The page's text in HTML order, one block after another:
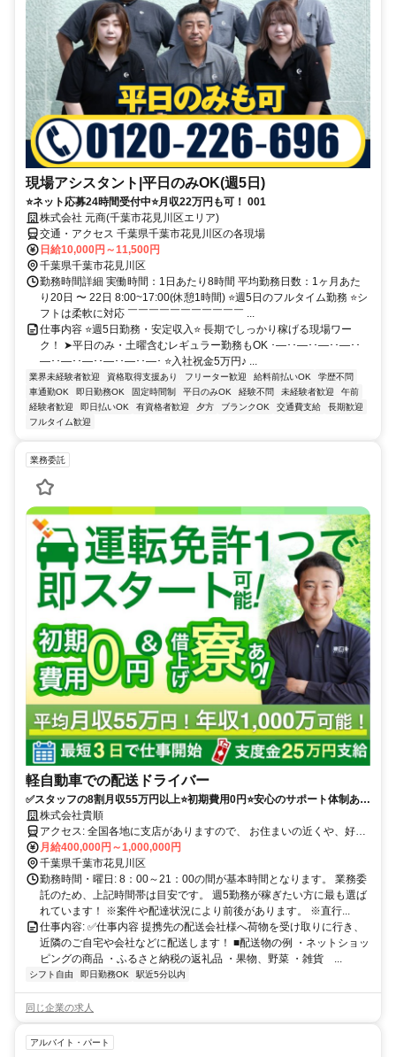
現場アシスタント|平日のみOK(週5日)
⭐ネット応募24時間受付中⭐月収22万円も可！ 001
株式会社 元商(千葉市花見川区エリア)
交通・アクセス 千葉県千葉市花見川区の各現場
日給10,000円～11,500円
千葉県千葉市花見川区
勤務時間詳細 実働時間：1日あたり8時間 平均勤務日数：1ヶ月あた
り20日 〜 22日 8:00~17:00(休憩1時間) ⭐週5日のフルタイム勤務 ⭐シ
フトは柔軟に対応 ￣￣￣￣￣￣￣￣￣￣￣ ...
仕事内容 ⭐週5日勤務・安定収入⭐ 長期でしっかり稼げる現場ワー
ク！ ➤平日のみ・土曜含むレギュラー勤務もOK ･―･･―･･―･･―･･
―･･―･･―･･―･･―･･―･ ⭐入社祝金5万円♪ ...
業界未経験者歓迎 資格取得支援あり フリーター歓迎 給料前払いOK
学歴不問
車通勤OK
即日勤務OK 固定時間制 平日のみOK 経験不問 未経験者歓迎
午前
経験者歓迎
即日払いOK 有資格者歓迎 夕方 ブランクOK 交通費支給
長期歓迎
フルタイム歓迎
業務委託
軽自動車での配送ドライバー
✅スタッフの8割月収55万円以上⭐️初期費用0円⭐️安心のサポート体制あり
（車両レンタル/事故対応等）履歴書不要！
株式会社貴順
アクセス: 全国各地に支店がありますので、 お住まいの近くや、好き
な場所で働くことが可能です。 ※自宅から車で通える範囲 ・転勤は
ありません。 ・マイカーかレンタル車両での直行直帰 ・車通勤可
月給400,000円～1,000,000円
千葉県千葉市花見川区
勤務時間・曜日: 8：00～21：00の間が基本時間となります。 業務委
託のため、上記時間帯は目安です。 週5勤務が稼ぎたい方に最も選ば
れています！ ※案件や配達状況により前後があります。 ※直行...
仕事内容: ✅️仕事内容 提携先の配送会社様へ荷物を受け取りに行き、
近隣のご自宅や会社などに配送します！ ■配送物の例 ・ネットショッ
ピングの商品 ・ふるさと納税の返礼品 ・果物、野菜 ・雑貨 ...
シフト自由 即日勤務OK 駅近5分以内
同じ企業の求人
アルバイト・パート